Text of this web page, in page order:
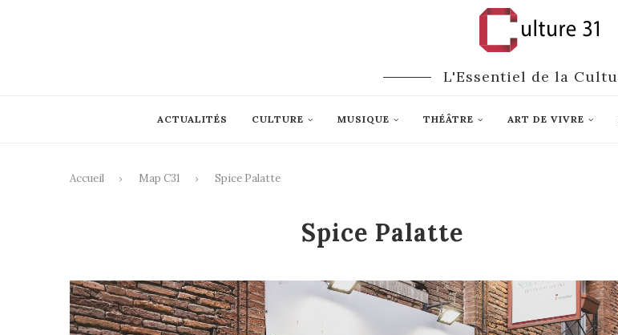
L'Essentiel de la
ACTUALITÉS CULTURE MUSIQUE THÉÂTRE ART DE VIVRE
Accueil Map C31 Spice Palatte
Spice Palatte